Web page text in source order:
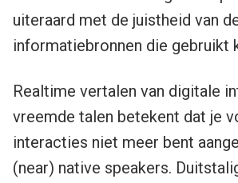
uiteraard met de juistheid van
informatiebronnen die gebruikt
Realtime vertalen van digitale
vreemde talen betekent dat je
interacties niet meer bent
(near) native speakers.